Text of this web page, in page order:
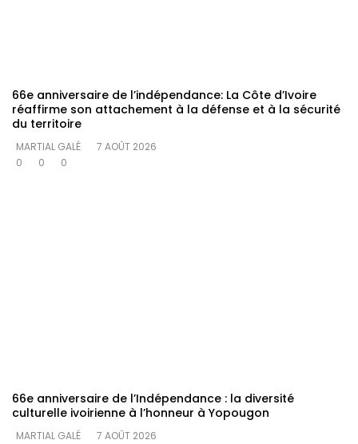
66e anniversaire de l’indépendance: La Côte d’Ivoire
réaffirme son attachement à la défense et à la sécurité
du territoire
MARTIAL GALÉ
7 AOÛT 2026
0
0 0
66e anniversaire de l’Indépendance : la diversité
culturelle ivoirienne à l’honneur à Yopougon
MARTIAL GALÉ
7 AOÛT 2026